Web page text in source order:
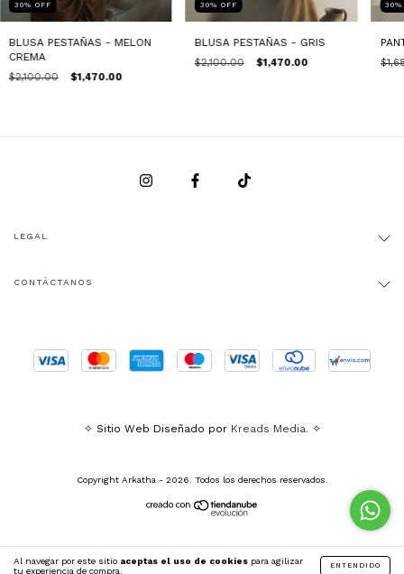
Al navegar por este sitio aceptas el uso de cookies para agilizar
tu experiencia de compra.
ENTENDIDO
30% OFF
BLUSA PESTAÑAS - MELON
CREMA
$2,100.00 $1,470.00
30% OFF
BLUSA PESTAÑAS - GRIS
$2,100.00 $1,470.00
30
LEGAL
CONTÁCTANOS
✧ Sitio Web Diseñado por Kreads Media. ✧
Copyright Arkatha - 2026. Todos los derechos reservados.